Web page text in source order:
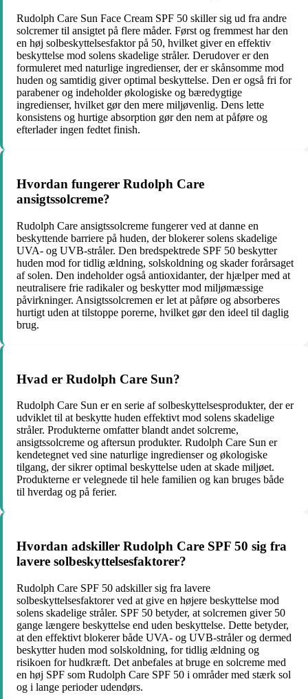
Rudolph Care Sun Face Cream SPF 50 skiller sig ud fra andre
solcremer til ansigtet på flere måder. Først og fremmest har den
en høj solbeskyttelsesfaktor på 50, hvilket giver en effektiv
beskyttelse mod solens skadelige stråler. Derudover er den
formuleret med naturlige ingredienser, der er skånsomme mod
huden og samtidig giver optimal beskyttelse. Den er også fri for
parabener og indeholder økologiske og bæredygtige
ingredienser, hvilket gør den mere miljøvenlig. Dens lette
konsistens og hurtige absorption gør den nem at påføre og
efterlader ingen fedtet finish.
Hvordan fungerer Rudolph Care
ansigtssolcreme?
Rudolph Care ansigtssolcreme fungerer ved at danne en
beskyttende barriere på huden, der blokerer solens skadelige
UVA- og UVB-stråler. Den bredspektrede SPF 50 beskytter
huden mod for tidlig ældning, solskoldning og skader forårsaget
af solen. Den indeholder også antioxidanter, der hjælper med at
neutralisere frie radikaler og beskytter mod miljømæssige
påvirkninger. Ansigtssolcremen er let at påføre og absorberes
hurtigt uden at tilstoppe porerne, hvilket gør den ideel til daglig
brug.
Hvad er Rudolph Care Sun?
Rudolph Care Sun er en serie af solbeskyttelsesprodukter, der er
udviklet til at beskytte huden effektivt mod solens skadelige
stråler. Produkterne omfatter blandt andet solcreme,
ansigtssolcreme og aftersun produkter. Rudolph Care Sun er
kendetegnet ved sine naturlige ingredienser og økologiske
tilgang, der sikrer optimal beskyttelse uden at skade miljøet.
Produkterne er velegnede til hele familien og kan bruges både
til hverdag og på ferier.
Hvordan adskiller Rudolph Care SPF 50 sig fra
lavere solbeskyttelsesfaktorer?
Rudolph Care SPF 50 adskiller sig fra lavere
solbeskyttelsesfaktorer ved at give en højere beskyttelse mod
solens skadelige stråler. SPF 50 betyder, at solcremen giver 50
gange længere beskyttelse end uden beskyttelse. Dette betyder,
at den effektivt blokerer både UVA- og UVB-stråler og dermed
beskytter huden mod solskoldning, for tidlig ældning og
risikoen for hudkræft. Det anbefales at bruge en solcreme med
en høj SPF som Rudolph Care SPF 50 i områder med stærk sol
og i lange perioder udendørs.